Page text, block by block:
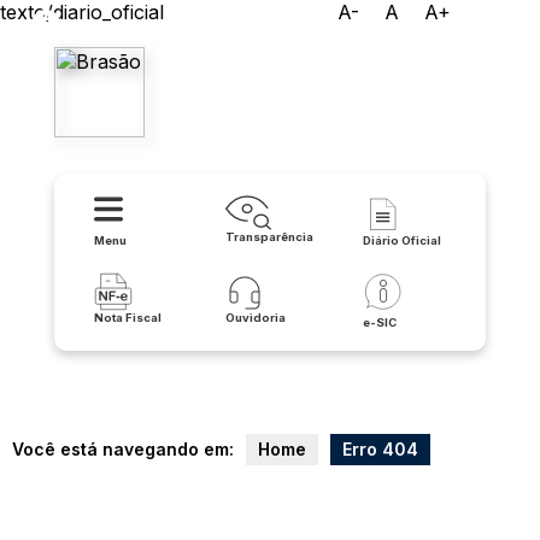
texto/diario_oficial A- A A+
Menu Transparência Diário Oficial
Nota Fiscal Ouvidoria e-SIC
Você está navegando em: Home Erro 404